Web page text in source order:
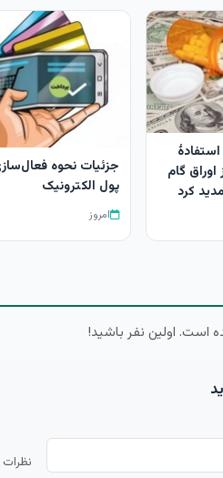
اوراق گام
کرد
جزئیات نحوه
پول الکترونیک
امروز
است. اولین نفر باشید!